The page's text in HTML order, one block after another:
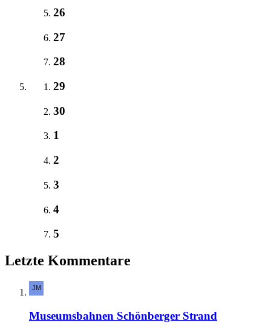
26
27
28
29
30
1
2
3
4
5
Letzte Kommentare
Museumsbahnen Schönberger Strand